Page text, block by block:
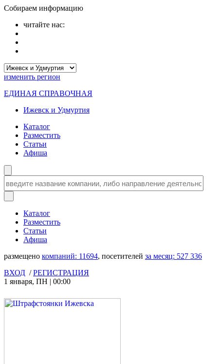
Собираем информацию
читайте нас:
изменить регион
ЕДИНАЯ СПРАВОЧНАЯ
Ижевск и Удмуртия
Каталог
Разместить
Статьи
Афиша
Каталог
Разместить
Статьи
Афиша
размещено компаний: 11694, посетителей за месяц: 527 336
ВХОД /РЕГИСТРАЦИЯ
1 января, ПН | 00:00